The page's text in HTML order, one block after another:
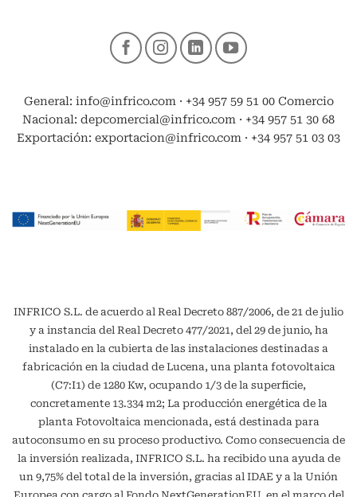
General: info@infrico.com · +34 957 59 51 00 Comercio
Nacional: depcomercial@infrico.com · +34 957 51 30 68
Exportación: exportacion@infrico.com · +34 957 51 03 03
INFRICO S.L. de acuerdo al Real Decreto 887/2006, de 21 de julio
y a instancia del Real Decreto 477/2021, del 29 de junio, ha
instalado en la cubierta de las instalaciones destinadas a
fabricación en la ciudad de Lucena, una planta fotovoltaica
(C7:I1) de 1280 Kw, ocupando 1/3 de la superficie,
concretamente 13.334 m2; La producción energética de la
planta Fotovoltaica mencionada, está destinada para
autoconsumo en su proceso productivo. Como consecuencia de
la inversión realizada, INFRICO S.L. ha recibido una ayuda de
un 9,75% del total de la inversión, gracias al IDAE y a la Unión